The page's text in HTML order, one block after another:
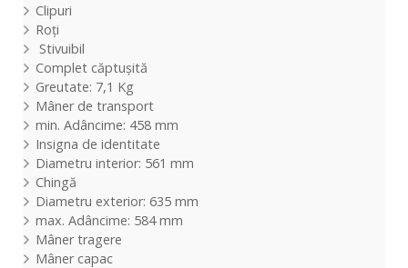
Clipuri
Roți
Stivuibil
Complet căptușită
Greutate: 7,1 Kg
Mâner de transport
min. Adâncime: 458 mm
Insigna de identitate
Diametru interior: 561 mm
Chingă
Diametru exterior: 635 mm
max. Adâncime: 584 mm
Mâner tragere
Mâner capac